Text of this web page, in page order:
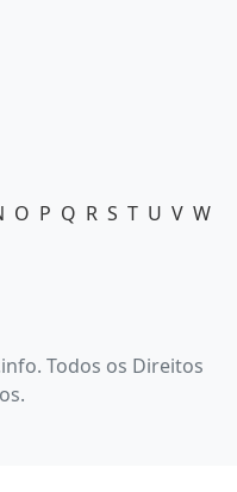
O P Q R S T U V W
Todos os Direitos